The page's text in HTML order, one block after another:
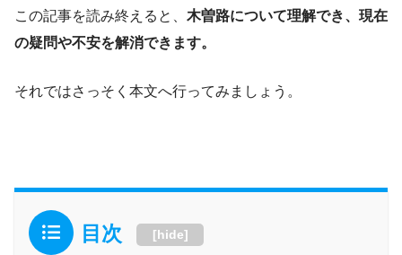
この記事を読み終えると、 木曽路について理解でき、現在
の疑問や不安を解消できます。
それではさっそく本文へ行ってみましょう。
目次 [hide]